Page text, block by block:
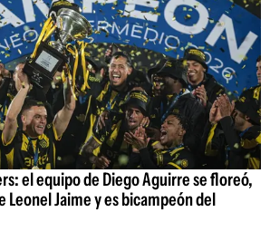
el equipo de Diego Aguirre se floreó,
Leonel Jaime y es bicampeón del